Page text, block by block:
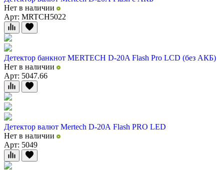
Нет в наличии
Арт: MRTCH5022
Детектор банкнот MERTECH D-20A Flash Pro LCD (без АКБ)
Нет в наличии
Арт: 5047.66
Детектор валют Mertech D-20А Flash PRO LED
Нет в наличии
Арт: 5049